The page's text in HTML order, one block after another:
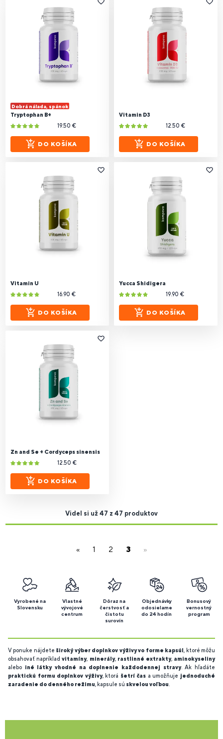
Dobrá nálada, spánok
Tryptophan B+
19.50 €
DO KOŠÍKA
Vitamin D3
12.50 €
DO KOŠÍKA
Vitamin U
16.90 €
DO KOŠÍKA
Yucca Shidigera
19.90 €
DO KOŠÍKA
Zn and Se + Cordyceps sinensis
12.50 €
DO KOŠÍKA
Videl si už 47 z 47 produktov
« 1 2 3 »
Vyrobené na
Slovensku
Vlastné
vývojové
centrum
Dôraz na
čerstvosť a
čistotu
surovín
Objednávky
odosielame
do 24 hodín
Bonusový
vernostný
program
V ponuke nájdete široký výber doplnkov výživy vo forme kapsúl, ktoré môžu
obsahovať napríkladvitamíny, minerály, rastlinné extrakty, aminokyseliny
alebo iné látky vhodné na doplnenie každodennej stravy. Ak hľadáte
praktickú formu doplnkov výživy, ktorá šetrí čas a umožňuje jednoduché
zaradenie do denného režimu, kapsule sú skvelou voľbou